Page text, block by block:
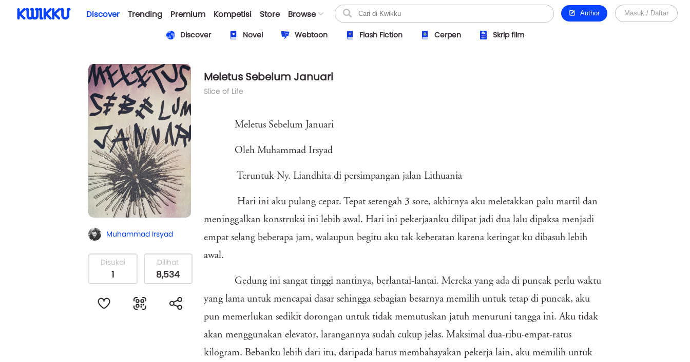
Discover Trending Premium Kompetisi Store Browse Author Masuk / Daftar
Discover Novel Webtoon Flash Fiction Cerpen Skrip film
Muhammad Irsyad
Disukai
1
Dilihat
8,534
Meletus Sebelum Januari
Slice of Life
Meletus Sebelum Januari
Oleh Muhammad Irsyad
Teruntuk Ny. Liandhita di persimpangan jalan Lithuania
Hari ini aku pulang cepat. Tepat setengah 3 sore, akhirnya aku meletakkan palu martil dan
meninggalkan konstruksi ini lebih awal. Hari ini pekerjaanku dilipat jadi dua lalu dipaksa menjadi
empat selang beberapa jam, walaupun begitu aku tak keberatan karena keringat ku dibasuh lebih
awal.
Gedung ini sangat tinggi nantinya, berlantai-lantai. Mereka yang ada di puncak perlu waktu
yang lama untuk mencapai dasar sehingga sebagian besarnya memilih untuk tetap di puncak, aku
pun memerlukan sedikit dorongan untuk tidak memutuskan jatuh menuruni tangga ini. Aku tidak
akan menggunakan elevator, larangannya sudah cukup jelas. Maksimal dua-ribu-empat-ratus
kilogram. Bebanku lebih dari itu, daripada harus membahayakan pekerja lain, aku memilih untuk